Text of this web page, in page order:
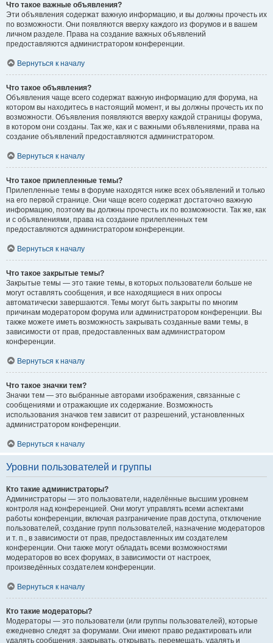
Что такое важные объявления?
Эти объявления содержат важную информацию, и вы должны прочесть их
по возможности. Они появляются вверху каждого из форумов и в вашем
личном разделе. Права на создание важных объявлений
предоставляются администратором конференции.
Вернуться к началу
Что такое объявления?
Объявления чаще всего содержат важную информацию для форума, на
котором вы находитесь в настоящий момент, и вы должны прочесть их по
возможности. Объявления появляются вверху каждой страницы форума,
в котором они созданы. Так же, как и с важными объявлениями, права на
создание объявлений предоставляются администратором.
Вернуться к началу
Что такое прилепленные темы?
Прилепленные темы в форуме находятся ниже всех объявлений и только
на его первой странице. Они чаще всего содержат достаточно важную
информацию, поэтому вы должны прочесть их по возможности. Так же, как
и с объявлениями, права на создание прилепленных тем
предоставляются администратором конференции.
Вернуться к началу
Что такое закрытые темы?
Закрытые темы — это такие темы, в которых пользователи больше не
могут оставлять сообщения, и все находящиеся в них опросы
автоматически завершаются. Темы могут быть закрыты по многим
причинам модератором форума или администратором конференции. Вы
также можете иметь возможность закрывать созданные вами темы, в
зависимости от прав, предоставленных вам администратором
конференции.
Вернуться к началу
Что такое значки тем?
Значки тем — это выбранные авторами изображения, связанные с
сообщениями и отражающие их содержание. Возможность
использования значков тем зависит от разрешений, установленных
администратором конференции.
Вернуться к началу
Уровни пользователей и группы
Кто такие администраторы?
Администраторы — это пользователи, наделённые высшим уровнем
контроля над конференцией. Они могут управлять всеми аспектами
работы конференции, включая разграничение прав доступа, отключение
пользователей, создание групп пользователей, назначение модераторов
и т. п., в зависимости от прав, предоставленных им создателем
конференции. Они также могут обладать всеми возможностями
модераторов во всех форумах, в зависимости от настроек,
произведённых создателем конференции.
Вернуться к началу
Кто такие модераторы?
Модераторы — это пользователи (или группы пользователей), которые
ежедневно следят за форумами. Они имеют право редактировать или
удалять сообщения, закрывать, открывать, перемещать, удалять и